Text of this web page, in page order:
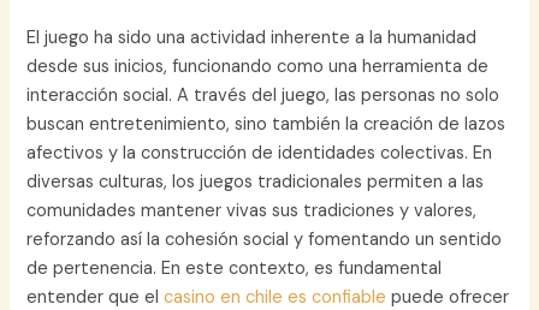
El juego ha sido una actividad inherente a la humanidad
desde sus inicios, funcionando como una herramienta de
interacción social. A través del juego, las personas no solo
buscan entretenimiento, sino también la creación de lazos
afectivos y la construcción de identidades colectivas. En
diversas culturas, los juegos tradicionales permiten a las
comunidades mantener vivas sus tradiciones y valores,
reforzando así la cohesión social y fomentando un sentido
de pertenencia. En este contexto, es fundamental
entender que elcasino en chile es confiable puede ofrecer